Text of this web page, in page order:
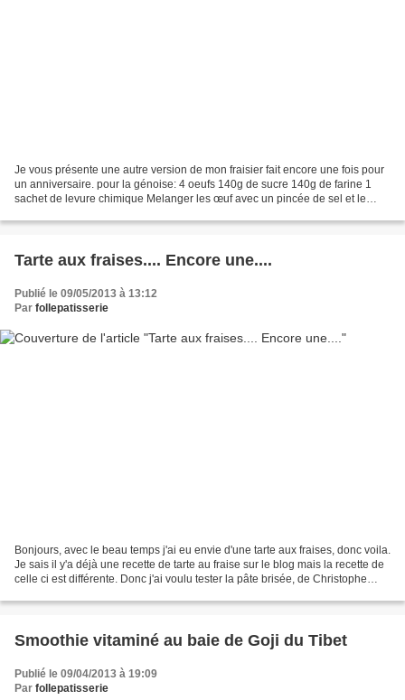
Je vous présente une autre version de mon fraisier fait encore une fois pour
un anniversaire. pour la génoise: 4 oeufs 140g de sucre 140g de farine 1
sachet de levure chimique Melanger les œuf avec un pincée de sel et le
Tarte aux fraises.... Encore une....
Publié le 09/05/2013 à 13:12
Par follepatisserie
Bonjours, avec le beau temps j'ai eu envie d'une tarte aux fraises, donc voila.
Je sais il y'a déjà une recette de tarte au fraise sur le blog mais la recette de
celle ci est différente. Donc j'ai voulu tester la pâte brisée, de Christophe
Smoothie vitaminé au baie de Goji du Tibet
Publié le 09/04/2013 à 19:09
Par follepatisserie